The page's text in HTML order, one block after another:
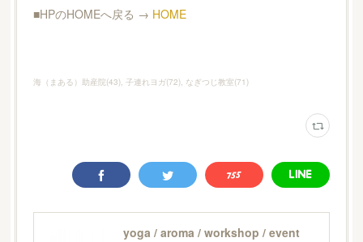
■HPのHOMEへ戻る → HOME
海（まある）助産院(43) 子連れヨガ(72) なぎつじ教室(71)
yoga / aroma / workshop / event